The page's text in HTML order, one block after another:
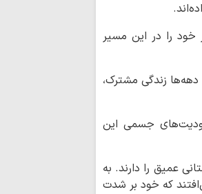
خود را در این مسیر
زندگی مشترک،
جسمی این
عمیق را دارند. به
که خود بر شدت